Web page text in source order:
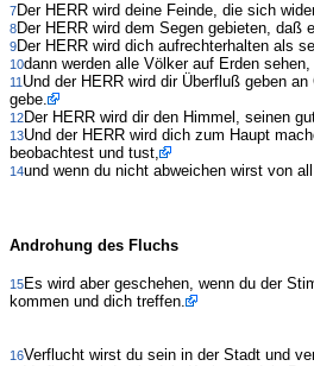
7Der HERR wird deine Feinde, die sich
8Der HERR wird dem Segen gebieten,
9Der HERR wird dich aufrechterhalten als
10dann werden alle Völker auf Erden
11 Und der HERR wird dir Überfluß geben
gebe.
12Der HERR wird dir den Himmel, seinen
13Und der HERR wird dich zum Haupt
beobachtest und tust,
14und wenn du nicht abweichen wirst von
Androhung des Fluchs
15Es wird aber geschehen, wenn du der
kommen und dich treffen.
16Verflucht wirst du sein in der Stadt und